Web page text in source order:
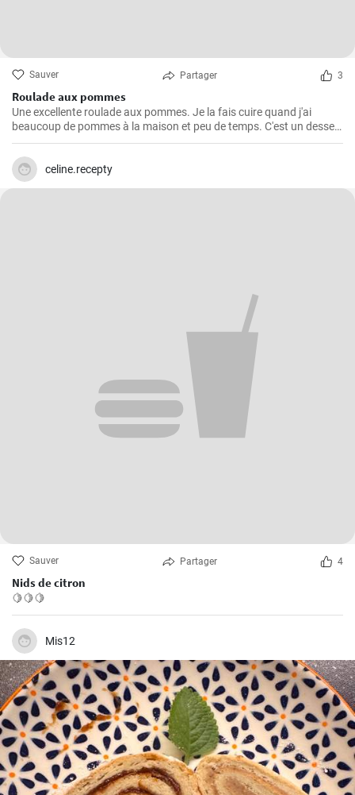
Sauver Partager 3
Roulade aux pommes
Une excellente roulade aux pommes. Je la fais cuire quand j'ai
beaucoup de pommes à la maison et peu de temps. C'est un dessert
rapide et facile qui plait toujours.
celine.recepty
Sauver Partager 4
Nids de citron
🍋🍋🍋
Mis12